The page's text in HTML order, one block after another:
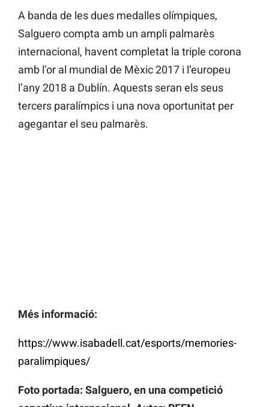
A banda de les dues medalles olímpiques,
Salguero compta amb un ampli palmarès
internacional, havent completat la triple corona
amb l’or al mundial de Mèxic 2017 i l’europeu
l’any 2018 a Dublín. Aquests seran els seus
tercers paralímpics i una nova oportunitat per
agegantar el seu palmarès.
Més informació:
https://www.isabadell.cat/esports/memories-
paralimpiques/
Foto portada: Salguero, en una competició